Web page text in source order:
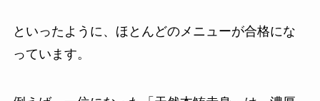
といったように、ほとんどのメニューが合格にな
っています。